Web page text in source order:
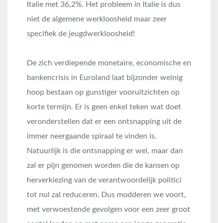
Italie met 36,2%. Het probleem in Italie is dus
niet de algemene werkloosheid maar zeer
specifiek de jeugdwerkloosheid!
De zich verdiepende monetaire, economische en
bankencrisis in Euroland laat bijzonder weinig
hoop bestaan op gunstiger vooruitzichten op
korte termijn. Er is geen enkel teken wat doet
veronderstellen dat er een ontsnapping uit de
immer neergaande spiraal te vinden is.
Natuurlijk is die ontsnapping er wel, maar dan
zal er pijn genomen worden die de kansen op
herverkiezing van de verantwoordelijk politici
tot nul zal reduceren. Dus modderen we voort,
met verwoestende gevolgen voor een zeer groot